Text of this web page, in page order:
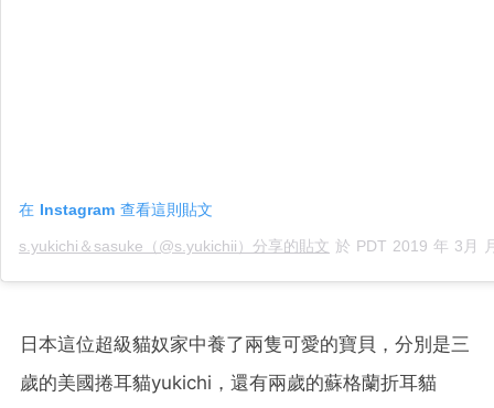
在 Instagram 查看這則貼文
s.yukichi＆sasuke（@s.yukichii）分享的貼文 於 PDT 2019 年 3月 月 13
日本這位超級貓奴家中養了兩隻可愛的寶貝，分別是三
歲的美國捲耳貓yukichi，還有兩歲的蘇格蘭折耳貓